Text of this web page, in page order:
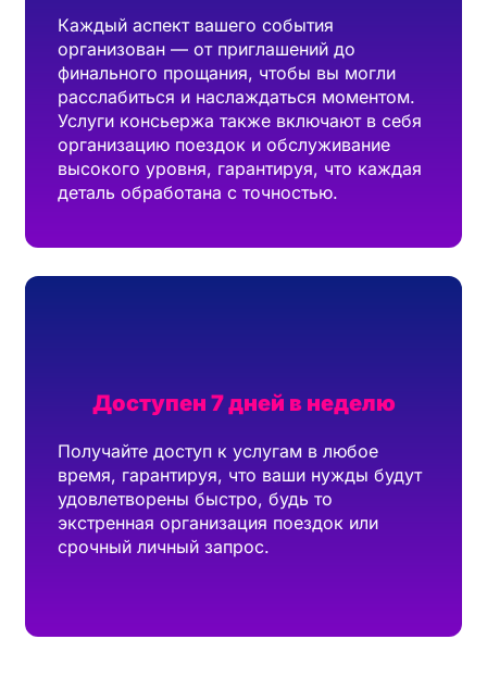
Каждый аспект вашего события
организован — от приглашений до
финального прощания, чтобы вы могли
расслабиться и наслаждаться моментом.
Услуги консьержа также включают в себя
организацию поездок и обслуживание
высокого уровня, гарантируя, что каждая
деталь обработана с точностью.
Доступен 7 дней в неделю
Получайте доступ к услугам в любое
время, гарантируя, что ваши нужды будут
удовлетворены быстро, будь то
экстренная организация поездок или
срочный личный запрос.